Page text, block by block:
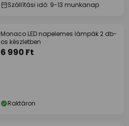
Szállítási idő: 9-13 munkanap
Monaco LED napelemes lámpák 2 db-
os készletben
6 990 Ft
Raktáron